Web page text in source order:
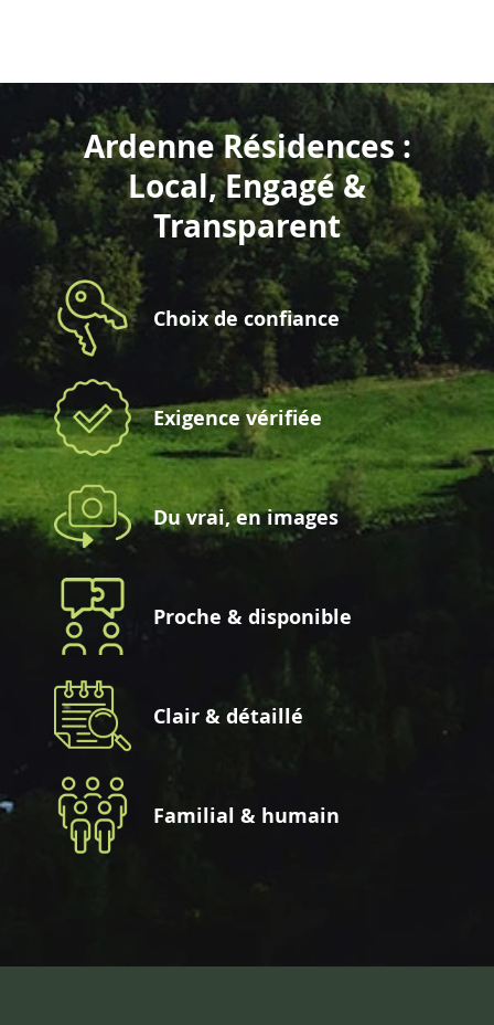
Ardenne Résidences :
Local, Engagé &
Transparent
Choix de confiance
Exigence vérifiée
Du vrai, en images
Proche & disponible
Clair & détaillé
Familial & humain